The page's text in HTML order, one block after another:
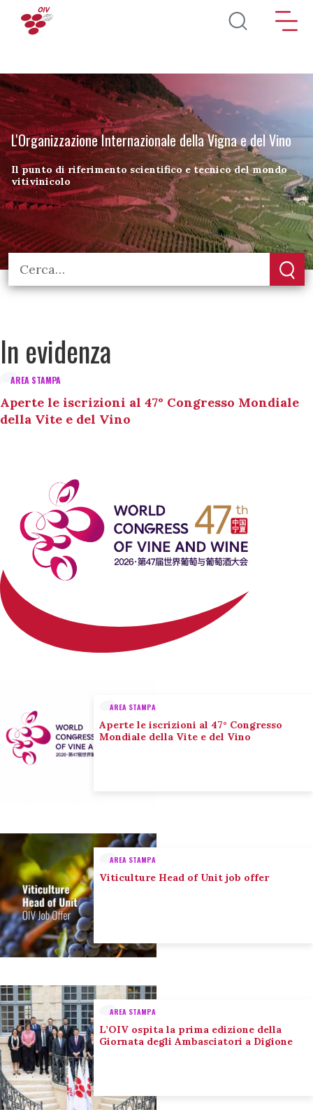
Salta al contenuto principale
L'Organizzazione Internazionale della Vigna e del Vino
Il punto di riferimento scientifico e tecnico del mondo
vitivinicolo
In evidenza
AREA STAMPA
Aperte le iscrizioni al 47° Congresso Mondiale
della Vite e del Vino
AREA STAMPA
Aperte le iscrizioni al 47° Congresso
Mondiale della Vite e del Vino
AREA STAMPA
Viticulture Head of Unit job offer
AREA STAMPA
L’OIV ospita la prima edizione della
Giornata degli Ambasciatori a Digione